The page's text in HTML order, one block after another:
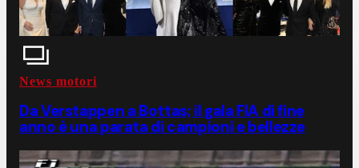
News motori
Da Verstappen a Bottas; il gala FIA di fine
anno è una parata di campioni e bellezze